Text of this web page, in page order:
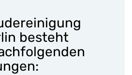
besteht